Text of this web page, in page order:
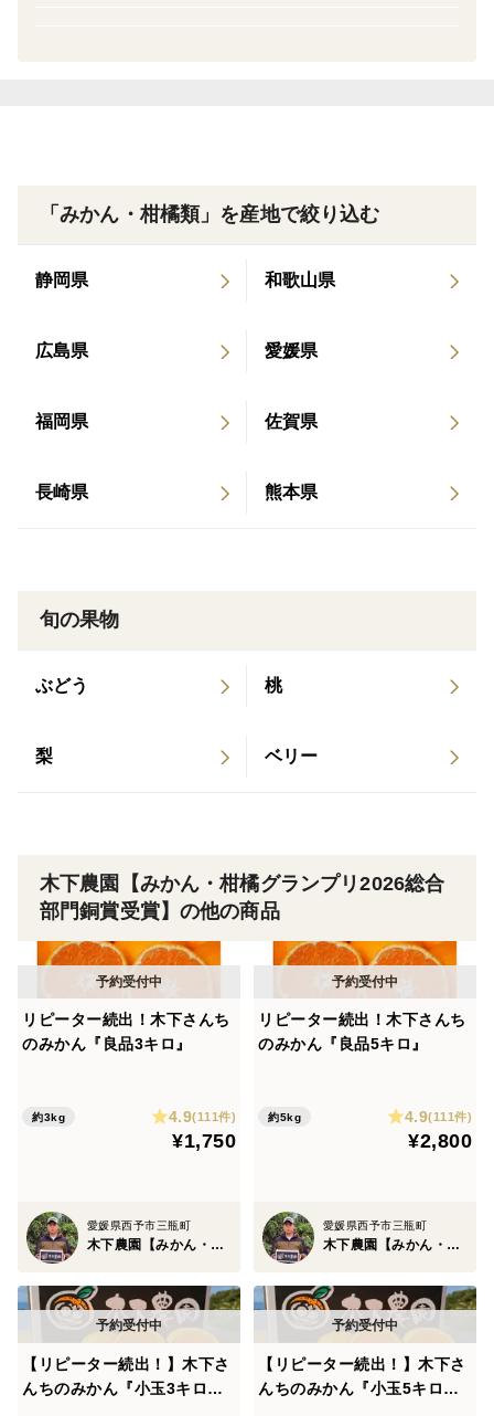
※農薬の節減率は50％となります。
腐りは無いように手作業で確認して発送しますが、生も
る可能性がありますのでご理解頂けたらと思います。
どうぞよろしくお願いします。
「みかん・柑橘類」を産地で絞り込む
静岡県 和歌山県
広島県 愛媛県
福岡県 佐賀県
長崎県 熊本県
旬の果物
ぶどう 桃
梨 ベリー
木下農園【みかん・柑橘グランプリ2026総合
部門銅賞受賞】の他の商品
リピーター続出！木下さんち
のみかん『良品3キロ』
約3kg 4.9(111件)
¥1,750
愛媛県西予市三瓶町
木下農園【みかん・柑橘グランプリ2026総合部門銅賞受賞】
リピーター続出！木下さんち
のみかん『良品5キロ』
約5kg 4.9(111件)
¥2,800
愛媛県西予市三瓶町
木下農園【みかん・柑橘グランプリ2026総合部門銅賞受賞】
【リピーター続出！】木下さ
んちのみかん『小玉3キロ』
【リピーター続出！】木下さ
んちのみかん『小玉5キロ』